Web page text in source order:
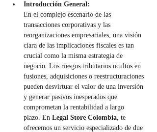
Introducción General:
En el complejo escenario de las
transacciones corporativas y las
reorganizaciones empresariales, una visión
clara de las implicaciones fiscales es tan
crucial como la misma estrategia de
negocio. Los riesgos tributarios ocultos en
fusiones, adquisiciones o reestructuraciones
pueden desvirtuar el valor de una inversión
y generar pasivos inesperados que
comprometan la rentabilidad a largo
plazo. En Legal Store Colombia, te
ofrecemos un servicio especializado de due